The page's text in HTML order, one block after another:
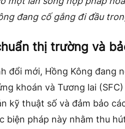
đang cố gắng đi đầu
thị trường và
đổi mới, Hồng Kông đang
khoán và Tương lai
kỹ thuật số và đảm bảo
biện pháp này nhằm thu